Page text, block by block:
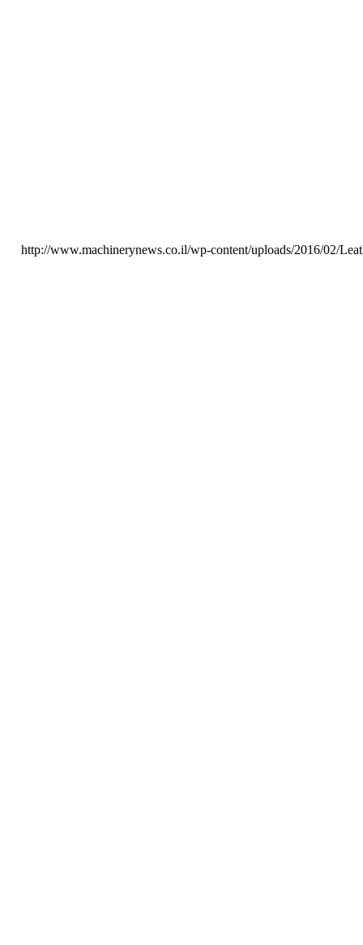
http://www.machinerynews.co.il/wp-content/uploads/2016/02/